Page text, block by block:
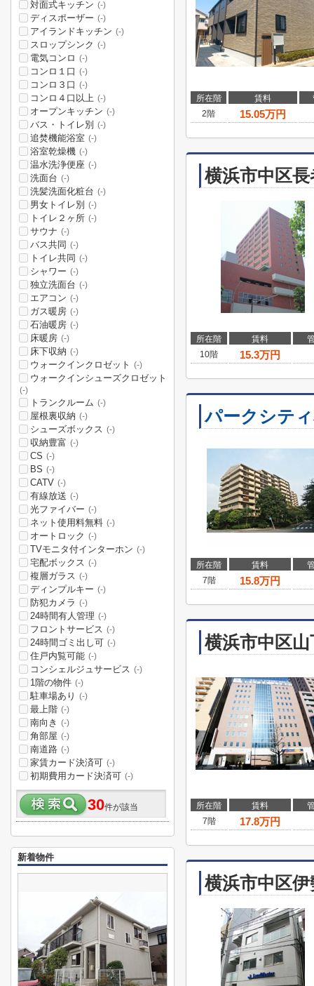
所在階 賃料
2階
15.05万円
横浜市中区
所在階 賃料
10階
15.3万円
パークシテ
所在階 賃料
7階
15.8万円
横浜市中区
所在階 賃料
7階
17.8万円
横浜市中区
対面式キッチン (-)
ディスポーザー (-)
アイランドキッチン (-)
スロップシンク (-)
電気コンロ (-)
コンロ１口 (-)
コンロ３口 (-)
コンロ４口以上 (-)
オープンキッチン (-)
バス・トイレ別 (-)
追焚機能浴室 (-)
浴室乾燥機 (-)
温水洗浄便座 (-)
洗面台 (-)
洗髪洗面化粧台 (-)
男女トイレ別 (-)
トイレ２ヶ所 (-)
サウナ (-)
バス共同 (-)
トイレ共同 (-)
シャワー (-)
独立洗面台 (-)
エアコン (-)
ガス暖房 (-)
石油暖房 (-)
床暖房 (-)
床下収納 (-)
ウォークインクロゼット (-)
ウォークインシューズクロゼット
(-)
トランクルーム (-)
屋根裏収納 (-)
シューズボックス (-)
収納豊富 (-)
CS (-)
BS (-)
CATV (-)
有線放送 (-)
光ファイバー (-)
ネット使用料無料 (-)
オートロック (-)
TVモニタ付インターホン (-)
宅配ボックス (-)
複層ガラス (-)
ディンプルキー (-)
防犯カメラ (-)
24時間有人管理 (-)
フロントサービス (-)
24時間ゴミ出し可 (-)
住戸内覧可能 (-)
コンシェルジュサービス (-)
1階の物件 (-)
駐車場あり (-)
最上階 (-)
南向き (-)
角部屋 (-)
南道路 (-)
家賃カード決済可 (-)
初期費用カード決済可 (-)
30件が該当
新着物件